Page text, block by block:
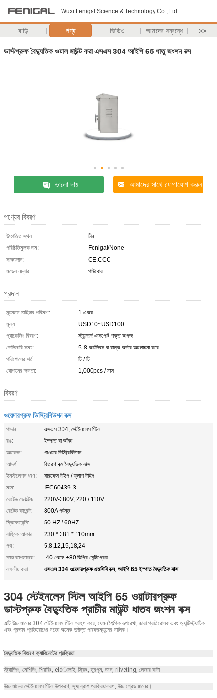
Wuxi Fenigal Science & Technology Co., Ltd.
বাড়ি পণ্য ভিডিও আমাদের সম্বন্ধে >>
ডাস্টপ্রুফ বৈদ্যুতিক ওয়াল মাউন্ট করা এসএস 304 আইপি 65 ধাতু জংশন বক্স
ভালো দাম আমাদের সাথে যোগাযোগ করুন
পণ্যের বিবরণ
উৎপত্তি স্থল:
চীন
পরিচিতিমুলক নাম:
Fenigal/None
সাক্ষ্যদান:
CE,CCC
মডেল নম্বার:
পাউবোর
প্রদান
ন্যূনতম চাহিদার পরিমাণ:
1 একক
মূল্য:
USD10~USD100
প্যাকেজিং বিবরণ:
স্ট্যান্ডার্ড এক্সপোর্ট শক্ত কাগজ
ডেলিভারি সময়:
5-8 কার্যদিবস বা বাল্ক অর্ডার আলোচনা করে
পরিশোধের শর্ত:
টি / টি
যোগানের ক্ষমতা:
1,000pcs / মাস
বিবরণ
ওয়েদারপ্রুফ ডিস্ট্রিবিউশন বক্স
পাদান:
এসএস 304, স্টেইনলেস স্টিল
রঙ:
ইস্পাত বা আঁকা
আবেদন:
পাওয়ার ডিস্ট্রিবিউশন
আদর্শ:
বিতরণ বক্স বৈদ্যুতিক বাক্স
ইনস্টলেশন ধরণ:
সারফেস টাইপ / ফ্লাশ টাইপ
মান:
IEC60439-3
রেটেড ভোল্টেজ:
220V-380V, 220 / 110V
রেটেড কারেন্ট:
800A পর্যন্ত
ফ্রিকোয়েন্সি:
50 HZ / 60HZ
বাহ্যিক আকার:
230 * 381 * 110mm
পথ:
5,8,12,15,18,24
কাজ তাপমাত্রা:
-40 থেকে +80 ডিগ্রি সেন্টিগ্রেড
লক্ষণীয় করা:
এসএস 304 ওয়েদারপ্রুফ এমসিবি বক্স, আইপি 65 ইস্পাত বৈদ্যুতিক বাক্স
304 স্টেইনলেস স্টিল আইপি 65 ওয়াটারপ্রুফ
ডাস্টপ্রুফ বৈদ্যুতিক প্রাচীর মাউন্ট ধাতব জংশন বক্স
এটি উচ্চ মানের 304 স্টেইনলেস স্টিল গ্রহণ করে, যেমন শৈল্পিক রূপরেখা, জারা প্রতিরোধক এবং অ্যান্টিস্ট্যাটিক
এবং প্রভাব প্রতিরোধের মতো অনেক দুর্দান্ত পারফরম্যান্সের মালিক।
বৈদ্যুতিক বিতরণ ক্যাবিনেটের প্রক্রিয়া
স্ট্যাম্পিং, মেশিনিং, শিয়ারিং, eldালাই, স্ক্রুিং, তুরপুন, নমন, riiveting, লেজার কাটা
উচ্চ মানের স্টেইনলেস স্টিল উপকরণ, সূক্ষ্ম ব্রাশ প্রক্রিয়াকরণ, উচ্চ গ্রেড মানের।